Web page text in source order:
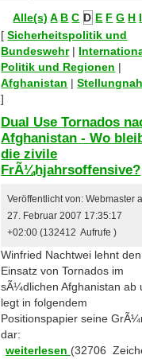
Alle(s) A B C D E F G H I
[Sicherheitspolitik und
Bundeswehr|
Politik und Regionen |
Afghanistan |
]
Dual Use Tornados
Afghanistan - Wo
die zivile
FrÃ¼hjahrsoffensive?
Veröffentlicht von: Webmaster
27. Februar 2007 17:35:17
+02:00 (132412 Aufrufe )
Winfried Nachtwei lehnt den
Einsatz von Tornados im
sÃ¼dlichen Afghanistan ab
legt in folgendem
Positionspapier seine
dar:
weiterlesen (32706